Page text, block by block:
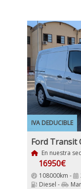
IVA DEDUCIBLE
En nuestra
16950€
108000km -
Diesel -